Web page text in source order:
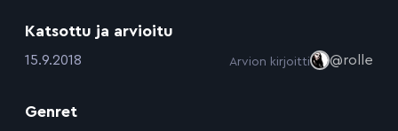
Katsottu ja arvioitu
:15.9.2018 Arvion kirjoitti @rolle
Genret